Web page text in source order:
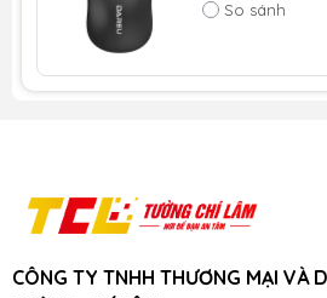
Tương thích hệ
Mọi yêu cầu đặt hàng, hỗ trợ tư
hệ qua
So sánh
CÔNG TY TNHH THƯƠNG MẠI VÀ